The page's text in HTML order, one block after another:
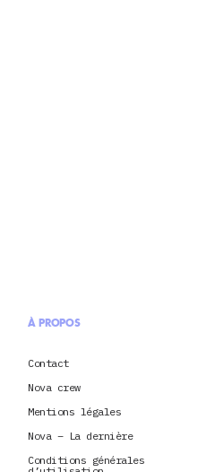
À PROPOS
Contact
Nova crew
Mentions légales
Nova – La dernière
Conditions générales